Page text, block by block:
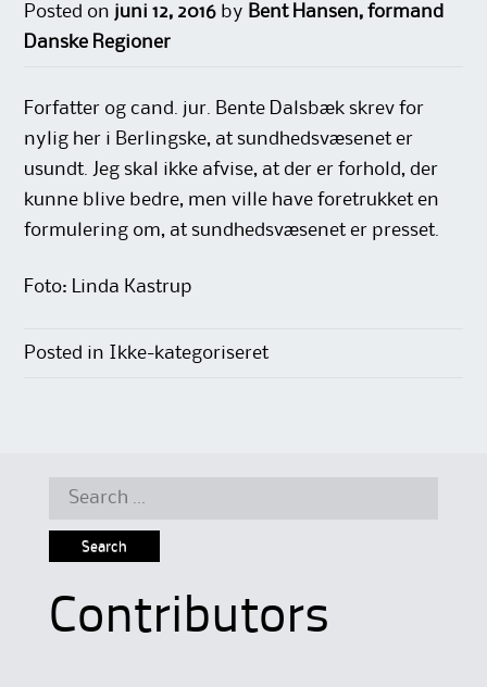
Posted on juni 12, 2016 by Bent Hansen, formand
Danske Regioner
Forfatter og cand. jur. Bente Dalsbæk skrev for
nylig her i Berlingske, at sundhedsvæsenet er
usundt. Jeg skal ikke afvise, at der er forhold, der
kunne blive bedre, men ville have foretrukket en
formulering om, at sundhedsvæsenet er presset.
Foto: Linda Kastrup
Posted in Ikke-kategoriseret
Search
Contributors